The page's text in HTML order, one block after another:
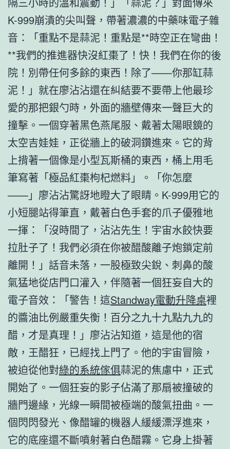
K-999崩潰的尖叫聲，帶著濃濃的中藥味電子雜
音：「重點不是蒜泥！重點是**時空正在彎曲！
**我們的推進器快沒紅棗了！快！我們在你的後
院！別帶任何多餘的東西！除了——你那缸蒜
泥！」就在廖沾沾還在糾結要不要帶上他最珍
愛的那把銀勺時，外面的牆壁傳來一聲巨大的
撞擊。一個穿著黑色燕尾服、戴著太陽眼鏡的
太空吉娃娃，正從牆上的破洞鑽進來。它的背
上揹著一個像是小型瓦斯桶的東西，桶上用毛
筆寫著「極品紅棗枸杞燃料」。「你怎麼
——」廖沾沾驚訝地瞪大了眼睛。K-999用它的
小短腿站得筆直，戴著白色手套的爪子優雅地
一揮：「沒時間了，沾沾先生！宇宙水餃快要
拉肚子了！我們必須在你被醋酸離子炮鎖定前
離開！」話音未落，一股極致尖銳、刺鼻的酸
氣猛地從店門口灌入，伴隨著一個狂妄自大的
電子音效：「警告！這Standway電動升降桌裡
的醬油比例嚴重失衡！百分之九十九點九九的
醋，才是真理！」廖沾沾知道，這是他的宿
敵，王醋狂，已經找上門了。他的宇宙冒險，
被迫從他對綠的系統傢俱蒜泥的焦慮中，正式
開始了。一個狂妄的影子佔滿了那扇被撞破的
牆門邊緣，光線一瞬間被極端的酸氣扭曲。一
個閃閃發光、像醋罐的機器人緩緩漂浮進來，
它的底座還不斷噴射著白色醋霧。它身上掛著